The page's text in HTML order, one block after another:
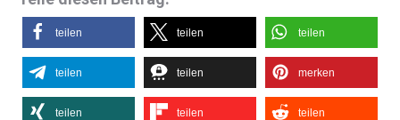
teilen teilen teilen
teilen teilen merken
teilen teilen teilen